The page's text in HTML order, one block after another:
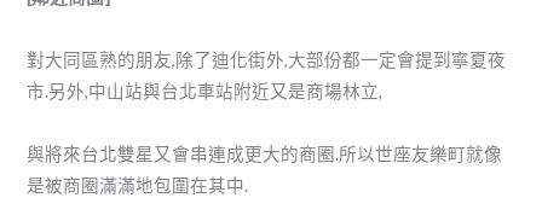
對大同區熟的朋友,除了迪化街外,大部份都一定會提到寧夏夜
市.另外,中山站與台北車站附近又是商場林立,
與將來台北雙星又會串連成更大的商圈.所以世座友樂町就像
是被商圈滿滿地包圍在其中.